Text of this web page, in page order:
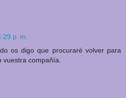
p. m.
os digo que procuraré volver para
compañía.